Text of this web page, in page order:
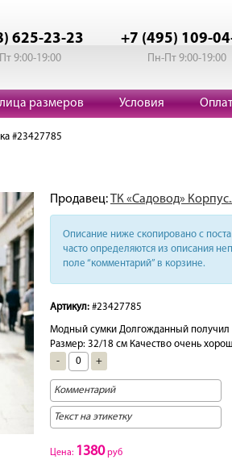
625-23-23
9:00-19:00
+7 (495) 109-
Пн-Пт 9:00-19:00
размеров Условия
#23427785
Продавец:ТК «Садовод»
Описание ниже скопировано с
часто определяются из описания
поле “комментарий” в корзине.
Артикул: #23427785
Модный сумки Долгожданный получил
Размер: 32/18 см Качество очень
-
+
Цена: 1380руб